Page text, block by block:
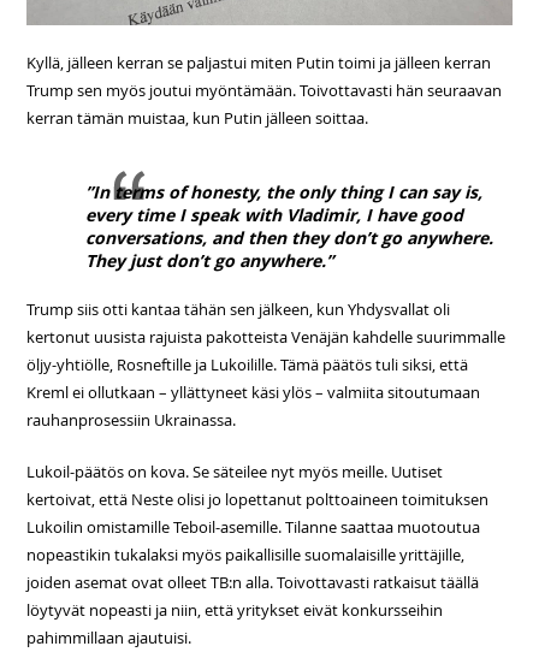
Kyllä, jälleen kerran se paljastui miten Putin toimi ja jälleen kerran
Trump sen myös joutui myöntämään. Toivottavasti hän seuraavan
kerran tämän muistaa, kun Putin jälleen soittaa.
”In terms of honesty, the only thing I can say is,
every time I speak with Vladimir, I have good
conversations, and then they don’t go anywhere.
They just don’t go anywhere.”
Trump siis otti kantaa tähän sen jälkeen, kun Yhdysvallat oli
kertonut uusista rajuista pakotteista Venäjän kahdelle suurimmalle
öljy-yhtiölle, Rosneftille ja Lukoilille. Tämä päätös tuli siksi, että
Kreml ei ollutkaan – yllättyneet käsi ylös – valmiita sitoutumaan
rauhanprosessiin Ukrainassa.
Lukoil-päätös on kova. Se säteilee nyt myös meille. Uutiset
kertoivat, että Neste olisi jo lopettanut polttoaineen toimituksen
Lukoilin omistamille Teboil-asemille. Tilanne saattaa muotoutua
nopeastikin tukalaksi myös paikallisille suomalaisille yrittäjille,
joiden asemat ovat olleet TB:n alla. Toivottavasti ratkaisut täällä
löytyvät nopeasti ja niin, että yritykset eivät konkursseihin
pahimmillaan ajautuisi.